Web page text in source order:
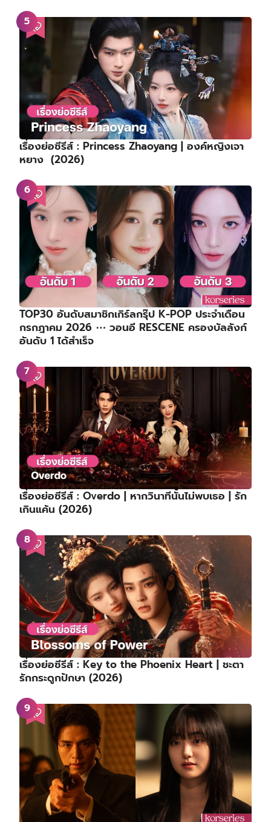
เรื่องย่อซีรีส์ : Princess Zhaoyang | องค์หญิงเจา
หยาง (2026)
TOP30 อันดับสมาชิกเกิร์ลกรุ๊ป K-POP ประจำเดือน
กรกฎาคม 2026 ⋯ วอนอี RESCENE ครองบัลลังก์
อันดับ 1 ได้สำเร็จ
เรื่องย่อซีรีส์ : Overdo | หากวินาทีนั้นไม่พบเธอ | รัก
เกินแค้น (2026)
เรื่องย่อซีรีส์ : Key to the Phoenix Heart | ชะตา
รักกระดูกปักษา (2026)